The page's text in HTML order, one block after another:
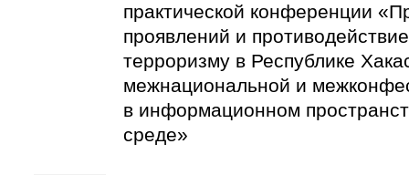
практической конференции
проявлений и
терроризму в Республике
межнациональной и
в информационном
среде»